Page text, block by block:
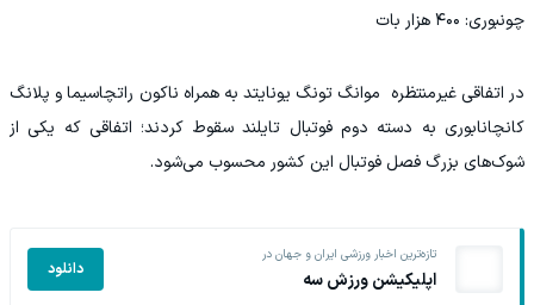
چونبوری: ۴۰۰ هزار بات
در اتفاقی غیرمنتظره موانگ تونگ یونایتد به همراه ناکون راتچاسیما و پلانگ
کانچانابوری به دسته دوم فوتبال تایلند سقوط کردند؛ اتفاقی که یکی از
شوک‌های بزرگ فصل فوتبال این کشور محسوب می‌شود.
تازه‌ترین اخبار ورزشی ایران و جهان در
اپلیکیشن ورزش سه دانلود